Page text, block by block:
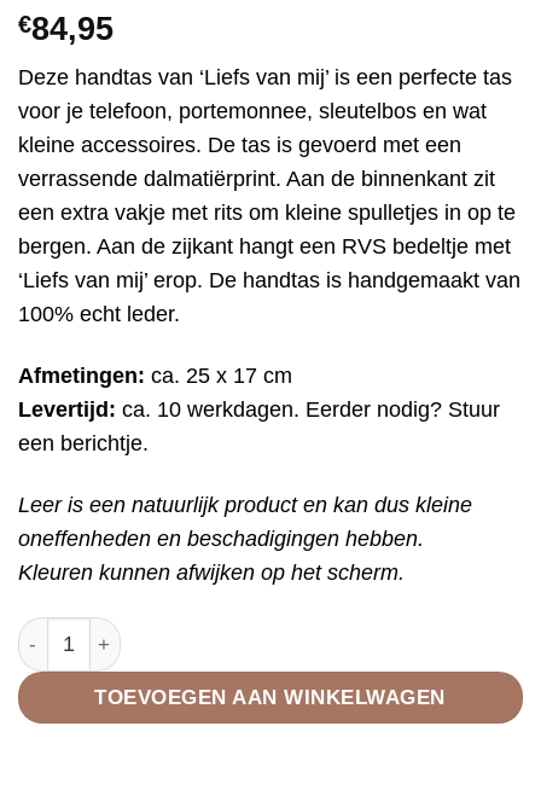
€84,95
Deze handtas van ‘Liefs van mij’ is een perfecte tas
voor je telefoon, portemonnee, sleutelbos en wat
kleine accessoires. De tas is gevoerd met een
verrassende dalmatiërprint. Aan de binnenkant zit
een extra vakje met rits om kleine spulletjes in op te
bergen. Aan de zijkant hangt een RVS bedeltje met
‘Liefs van mij’ erop. De handtas is handgemaakt van
100% echt leder.
Afmetingen: ca. 25 x 17 cm
Levertijd: ca. 10 werkdagen. Eerder nodig? Stuur
een berichtje.
Leer is een natuurlijk product en kan dus kleine
oneffenheden en beschadigingen hebben.
Kleuren kunnen afwijken op het scherm.
Handtas grijs aantal
TOEVOEGEN AAN WINKELWAGEN